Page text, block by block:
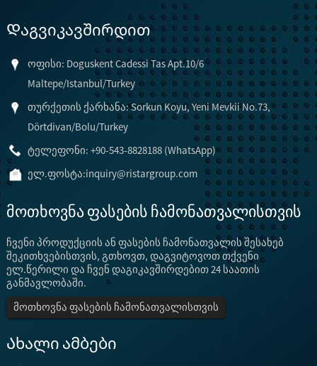
Დაგვიკავშირდით
ოფისი: Doguskent Cadessi Tas Apt.10/6
Maltepe/Istanbul/Turkey
თურქეთის ქარხანა: Sorkun Koyu, Yeni Mevkii No.73,
Dörtdivan/Bolu/Turkey
ტელეფონი: +90-543-8828188 (WhatsApp)
ელ.ფოსტა:inquiry@ristargroup.com
მოთხოვნა ფასების ჩამონათვალისთვის
ჩვენი პროდუქციის ან ფასების ჩამონათვალის შესახებ
შეკითხვებისთვის, გთხოვთ, დაგვიტოვოთ თქვენი
ელ.წერილი და ჩვენ დაგიკავშირდებით 24 საათის
განმავლობაში.
მოთხოვნა ფასების ჩამონათვალისთვის
Ახალი ამბები